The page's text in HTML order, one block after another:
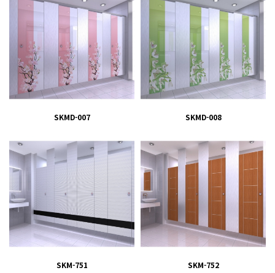
SKMD-007 SKMD-008
SKM-751 SKM-752